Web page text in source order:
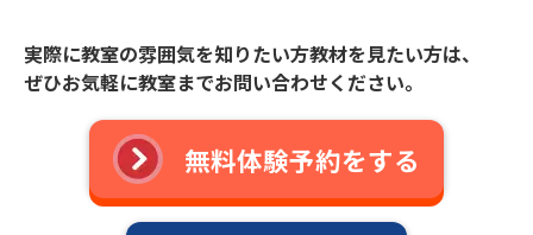
実際に教室の雰囲気を知りたい方教材を見たい方は、
ぜひお気軽に教室までお問い合わせください。
無料体験予約をする